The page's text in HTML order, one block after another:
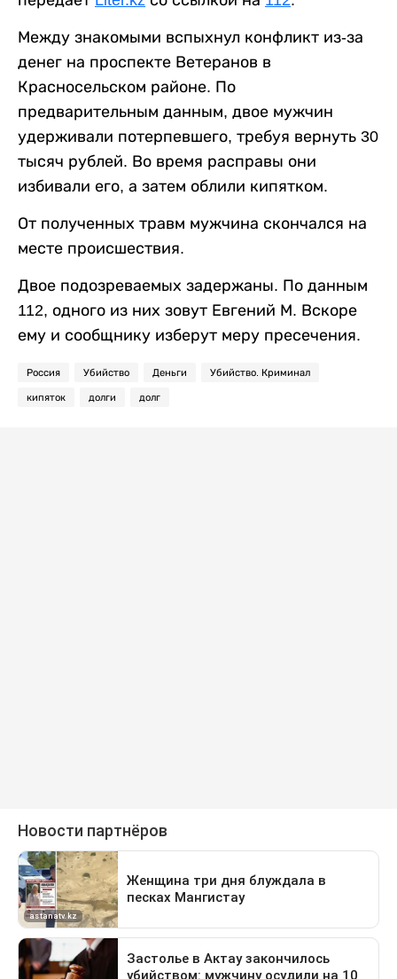
Между знакомыми вспыхнул конфликт из-за
денег на проспекте Ветеранов в
Красносельском районе. По
предварительным данным, двое мужчин
удерживали потерпевшего, требуя вернуть 30
тысяч рублей. Во время расправы они
избивали его, а затем облили кипятком.
От полученных травм мужчина скончался на
месте происшествия.
Двое подозреваемых задержаны. По данным
112, одного из них зовут Евгений М. Вскоре
ему и сообщнику изберут меру пресечения.
Россия Убийство Деньги Убийство. Криминал
кипяток долги долг